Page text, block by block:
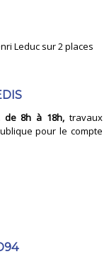
Leduc sur 2 places
de 8h à 18h,travaux
pour le compte